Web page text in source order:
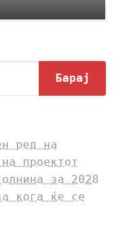
Барај
ред на
проектот
за 2028
кога ќе се